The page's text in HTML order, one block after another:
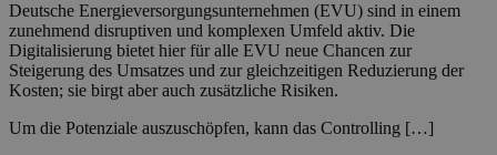
Deutsche Energieversorgungsunternehmen (EVU) sind in einem
zunehmend disruptiven und komplexen Umfeld aktiv. Die
Digitalisierung bietet hier für alle EVU neue Chancen zur
Steigerung des Umsatzes und zur gleichzeitigen Reduzierung der
Kosten; sie birgt aber auch zusätzliche Risiken.
Um die Potenziale auszuschöpfen, kann das Controlling […]